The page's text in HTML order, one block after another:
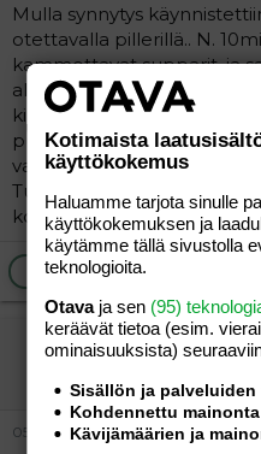
Mulla synnytys
otettavalla pillerillä.. N.
kammottavat supparit, ja
alkoivat toistuvasti laskea..
kiireellisestä sectiosta, sain
puudutuksen ja n. 20 min
vatsasta !
Tuo leikkaus oli siinä
kokoajan kuuli, miten
Ilmoita asiaton viesti
anskuli-80
05.11.2004
Kotimaista
käyttökokemus
Haluamme tarjota sinulle
käyttökokemuksen ja
käytämme tällä sivustolla
teknologioita.
Otavaja sen (95)
keräävät tietoa (esim.
ominaisuuk­sista)
Sisällön ja palveluiden
Kohdennettu
Kävijämäärien ja